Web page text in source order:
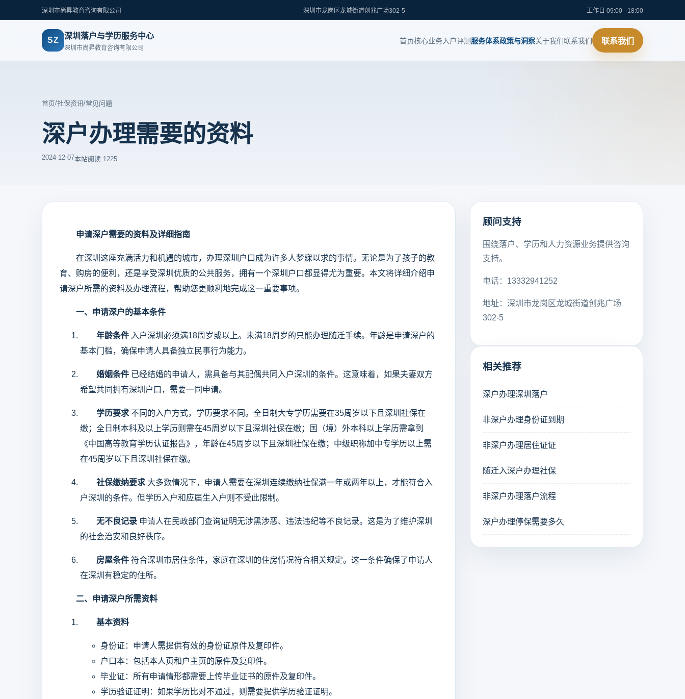
深圳市尚昇教育咨询有限公司 深圳市龙岗区龙城街道创兆广场302-5 工作日 09:00 - 18:00
SZ 深圳落户与学历服务中心
深圳市尚昇教育咨询有限公司
首页核心业务入户评测 服务体系政策与洞察关于我们联系我们 联系我们
首页/社保资讯/常见问题
深户办理需要的资料
2024-12-07本站阅读 1225
申请深户需要的资料及详细指南
在深圳这座充满活力和机遇的城市，办理深圳户口成为许多人梦寐以求的事情。无论是为了孩子的教
育、购房的便利，还是享受深圳优质的公共服务，拥有一个深圳户口都显得尤为重要。本文将详细介绍申
请深户所需的资料及办理流程，帮助您更顺利地完成这一重要事项。
一、申请深户的基本条件
年龄条件 入户深圳必须满18周岁或以上。未满18周岁的只能办理随迁手续。年龄是申请深户的
基本门槛，确保申请人具备独立民事行为能力。
婚姻条件 已经结婚的申请人，需具备与其配偶共同入户深圳的条件。这意味着，如果夫妻双方
希望共同拥有深圳户口，需要一同申请。
学历要求 不同的入户方式，学历要求不同。全日制大专学历需要在35周岁以下且深圳社保在
缴；全日制本科及以上学历则需在45周岁以下且深圳社保在缴；国（境）外本科以上学历需拿到
《中国高等教育学历认证报告》，年龄在45周岁以下且深圳社保在缴；中级职称加中专学历以上需
在45周岁以下且深圳社保在缴。
社保缴纳要求 大多数情况下，申请人需要在深圳连续缴纳社保满一年或两年以上，才能符合入
户深圳的条件。但学历入户和应届生入户则不受此限制。
无不良记录 申请人在民政部门查询证明无涉黑涉恶、违法违纪等不良记录。这是为了维护深圳
的社会治安和良好秩序。
房屋条件 符合深圳市居住条件，家庭在深圳的住房情况符合相关规定。这一条件确保了申请人
在深圳有稳定的住所。
二、申请深户所需资料
基本资料
身份证：申请人需提供有效的身份证原件及复印件。
户口本：包括本人页和户主页的原件及复印件。
毕业证：所有申请情形都需要上传毕业证书的原件及复印件。
学历验证证明：如果学历比对不通过，则需要提供学历验证证明。
顾问支持
围绕落户、学历和人力资源业务提供咨询
支持。
电话：13332941252
地址：深圳市龙岗区龙城街道创兆广场
302-5
相关推荐
深户办理深圳落户
非深户办理身份证到期
非深户办理居住证证
随迁入深户办理社保
非深户办理落户流程
深户办理停保需要多久